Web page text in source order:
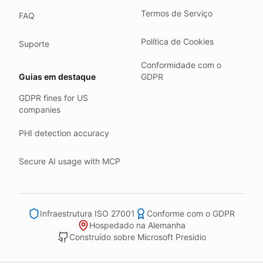
Hetzner holds ISO 27001 certification.
Backups run every day.
Need help?
Email support@anonym.legal
We reply within one business day.
Human reviewers spot-check the output each week.
We track recall and precision on a labelled set.
Bad runs block the deploy.
FAQ
Suporte
Guias em destaque
GDPR fines for US
companies
PHI detection accuracy
Secure AI usage with MCP
Termos de Serviço
Política de Cookies
Conformidade com o
GDPR
Infraestrutura ISO 27001
Conforme com o GDPR
Hospedado na Alemanha
Construído sobre Microsoft Presidio